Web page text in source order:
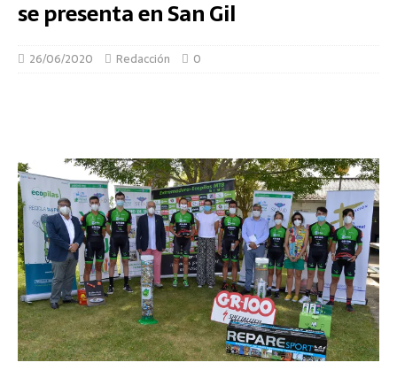
se presenta en San Gil
26/06/2020 Redacción 0